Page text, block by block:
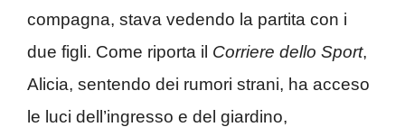
compagna, stava vedendo la partita con i
due figli. Come riporta il Corriere dello Sport,
Alicia, sentendo dei rumori strani, ha acceso
le luci dell’ingresso e del giardino,